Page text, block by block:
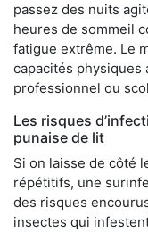
passez des nuits
heures de sommeil
fatigue extrême. Le
capacités physiques
professionnel ou
Les risques
punaise de lit
Si on laisse de côté
répétitifs, une
des risques
insectes qui